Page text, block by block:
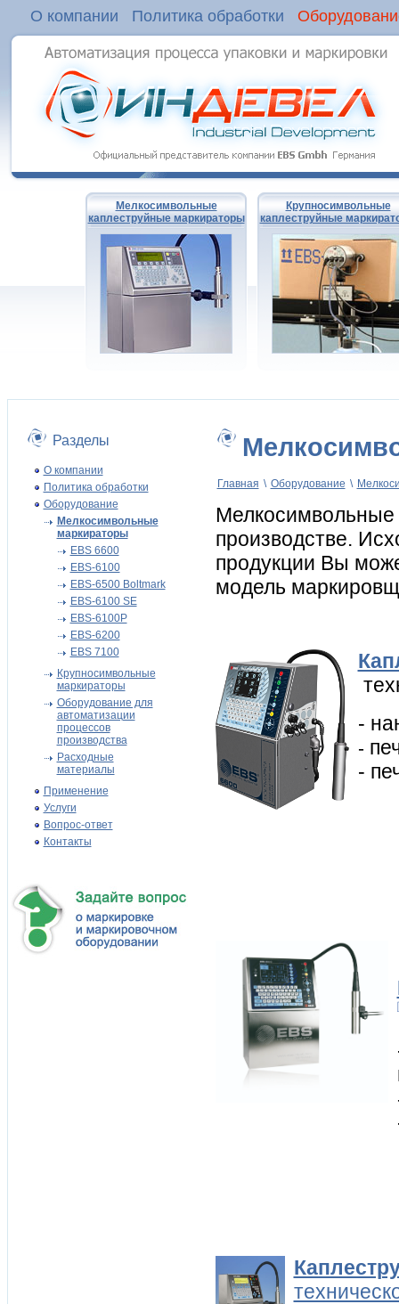
О компании Политика обработки
Мелкосимвольные
каплеструйные маркираторы
Крупносимвольные
каплеструйные
Разделы
О компании
Политика обработки
Оборудование
Мелкосимвольные
маркираторы
EBS 6600
EBS-6100
EBS-6500 Boltmark
EBS-6100 SE
EBS-6100P
EBS-6200
EBS 7100
Крупносимвольные
маркираторы
Оборудование для
автоматизации
процессов
производства
Расходные
материалы
Применение
Услуги
Вопрос-ответ
Контакты
Главная \ Оборудование \
производстве.
продукции Вы
модель
-
-
-